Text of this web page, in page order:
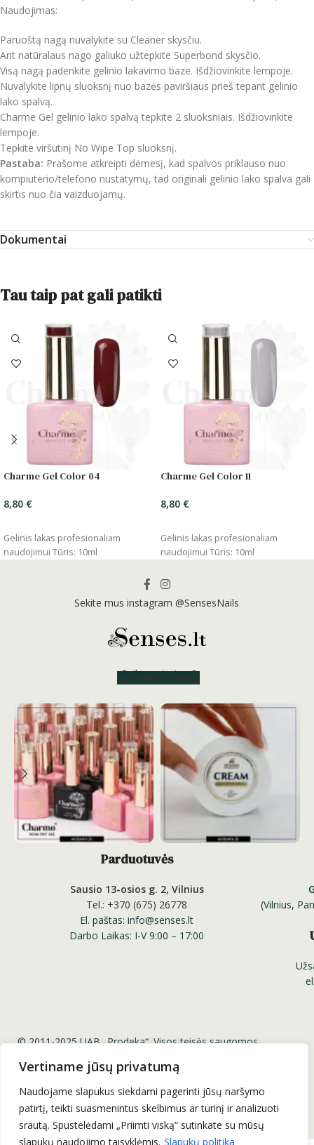
Vertiname jūsų privatumą
Naudojame slapukus siekdami pagerinti jūsų naršymo
patirtį, teikti suasmenintus skelbimus ar turinį ir analizuoti
srautą. Spustelėdami „Priimti viską“ sutinkate su mūsų
slapukų naudojimo taisyklėmis. Slapukų politika
Naudojimas:
Paruoštą nagą nuvalykite su Cleaner skysčiu.
Ant natūralaus nago galiuko užtepkite Superbond skysčio.
Visą nagą padenkite gelinio lakavimo baze. Išdžiovinkite lempoje.
Nuvalykite lipnų sluoksnį nuo bazės paviršiaus prieš tepant gelinio
lako spalvą.
Charme Gel gelinio lako spalvą tepkite 2 sluoksniais. Išdžiovinkite
lempoje.
Tepkite viršutinį No Wipe Top sluoksnį.
Pastaba: Prašome atkreipti dėmesį, kad spalvos priklauso nuo
kompiuterio/telefono nustatymų, tad originali gelinio lako spalva gali
skirtis nuo čia vaizduojamų.
Dokumentai
Tau taip pat gali patikti
Charme Gel Color 04
8,80 €
Gelinis lakas profesionaliam
naudojimui Tūris: 10ml
Charme Gel Color 11
8,80 €
Gelinis lakas profesionaliam
naudojimui Tūris: 10ml
Sekite mus instagram @SensesNails
Reikia patarimo?
Susisiek su mumis
Parduotuvės
Sausio 13-osios g. 2, Vilnius
Tel.: +370 (675) 26778
El. paštas: info@senses.lt
Darbo Laikas: I-V 9:00 – 17:00
(Vilnius,
© 2011-2025 UAB „Prodeka“. Visos teisės saugomos.
Professional Nail Systems ™
Be UAB „Prodeka“ sutikimo draudžiama kopijuoti ir platinti
svetainėje esančią informaciją.